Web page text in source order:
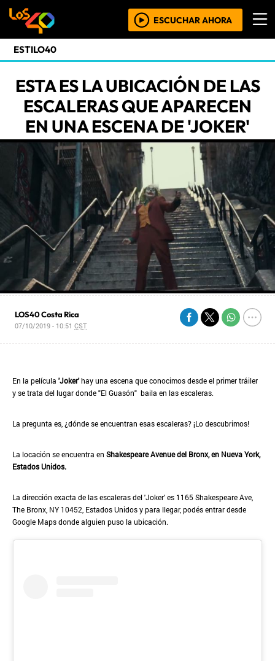
ESCUCHAR AHORA
ESTILO40
ESTA ES LA UBICACIÓN DE LAS
ESCALERAS QUE APARECEN
EN UNA ESCENA DE 'JOKER'
LOS40 Costa Rica
07/10/2019 - 10:51CST
En la película 'Joker'hay una escena que conocimos desde el primer tráiler
y se trata del lugar donde "El Guasón" baila en las escaleras.
La pregunta es, ¿dónde se encuentran esas escaleras? ¡Lo descubrimos!
La locación se encuentra en Shakespeare Avenue del Bronx, en Nueva York,
Estados Unidos.
La dirección exacta de las escaleras del 'Joker' es 1165 Shakespeare Ave,
The Bronx, NY 10452, Estados Unidos y para llegar, podés entrar desde
Google Maps donde alguien puso la ubicación.